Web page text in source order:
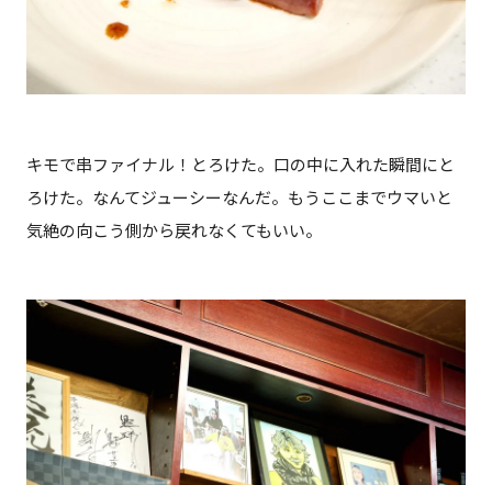
キモで串ファイナル！とろけた。口の中に入れた瞬間にと
ろけた。なんてジューシーなんだ。もうここまでウマいと
気絶の向こう側から戻れなくてもいい。